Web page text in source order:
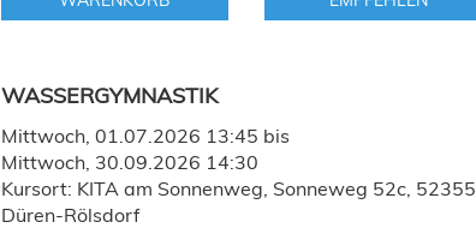
WASSERGYMNASTIK
Mittwoch, 01.07.2026 13:45 bis
Mittwoch, 30.09.2026 14:30
Kursort: KITA am Sonnenweg, Sonneweg 52c, 52355
Düren-Rölsdorf